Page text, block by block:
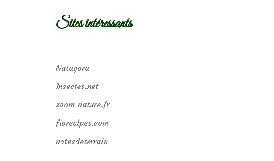
Sites intéressants
Natagora
Insectes.net
zoom-nature.fr
florealpes.com
notesdeterrain